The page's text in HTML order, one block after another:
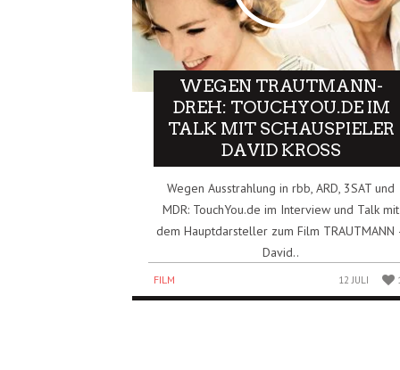
WEGEN TRAUTMANN-
DREH: TOUCHYOU.DE IM
TALK MIT SCHAUSPIELER
DAVID KROSS
Wegen Ausstrahlung in rbb, ARD, 3SAT und
MDR: TouchYou.de im Interview und Talk mit
dem Hauptdarsteller zum Film TRAUTMANN
David..
FILM 12 JULI